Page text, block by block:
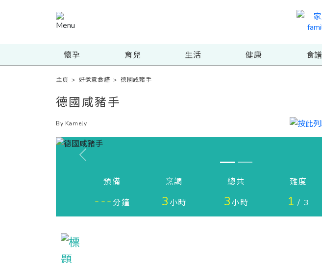
懷孕 育兒 生活 健康 食譜
主頁 >好煮意食譜 >德國咸豬手
德國咸豬手
By Kamely
Previous
預備
---分鐘
烹調
3 小時
總共
3小時
難度
1 / 3